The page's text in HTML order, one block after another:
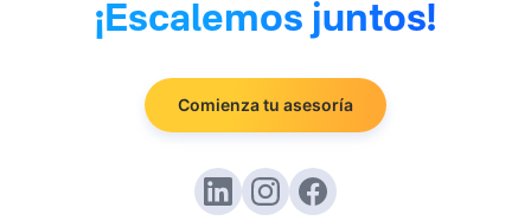
¡Escalemos juntos!
Comienza tu asesoría